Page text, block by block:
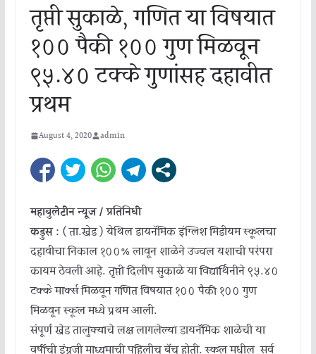
तृप्ती सुकाळे, गणित या विषयात
१०० पैकी १०० गुण मिळवून
९५.४० टक्के गुणांसह दहावीत
प्रथम
August 4, 2020 admin
महाबुलेटीन न्यूज / प्रतिनिधी
कडुस : ( ता.खेड ) येथिल डायनॅमिक इंग्लिश मिडीयम स्कूलचा
दहावीचा निकाल १००% लावून शाळेने उज्वल यशाची परंपरा
कायम ठेवली आहे. तृप्ती दिलीप सुकाळे या विद्यार्थिनीने ९५.४०
टक्के मार्क्स मिळवून गणित विषयात १०० पैकी १०० गुण
मिळवून स्कूल मध्ये प्रथम आली.
संपूर्ण खेड तालुक्याचे लक्ष लागलेल्या डायनॅमिक शाळेची या